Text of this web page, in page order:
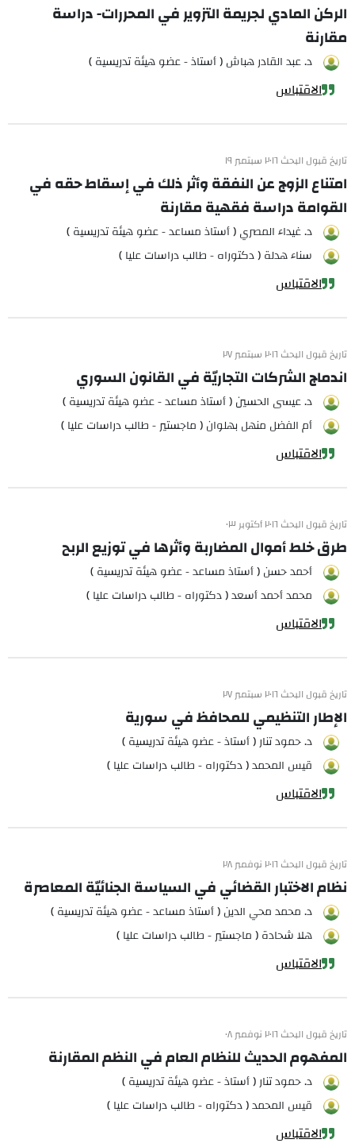
الركن المادي لجريمة التزوير في المحررات- دراسة
مقارنة
د. عبد القادر هباش ( أستاذ - عضو هيئة تدريسية )
الاقتباس
تاريخ قبول البحث ٢٠١٦ سبتمبر ١٩
امتناع الزوج عن النفقة وأثر ذلك في إسقاط حقه في
القوامة دراسة فقهية مقارنة
د. غيداء المصري ( أستاذ مساعد - عضو هيئة تدريسية )
سناء هدلة ( دكتوراه - طالب دراسات عليا )
الاقتباس
تاريخ قبول البحث ٢٠١٦ سبتمبر ٢٧
اندماج الشركات التجاريّة في القانون السوري
د. عيسى الحسين ( أستاذ مساعد - عضو هيئة تدريسية )
أم الفضل منهل بهلوان ( ماجستير - طالب دراسات عليا )
الاقتباس
تاريخ قبول البحث ٢٠١٦ أكتوبر ٠٣
طرق خلط أموال المضاربة وأثرها في توزيع الربح
أحمد حسن ( أستاذ مساعد - عضو هيئة تدريسية )
محمد أحمد أسعد ( دكتوراه - طالب دراسات عليا )
الاقتباس
تاريخ قبول البحث ٢٠١٦ سبتمبر ٢٧
الإطار التنظيمي للمحافظ في سورية
د. حمود تنار ( أستاذ - عضو هيئة تدريسية )
قيس المحمد ( دكتوراه - طالب دراسات عليا )
الاقتباس
تاريخ قبول البحث ٢٠١٦ نوفمبر ٢٨
نظام الاختبار القضائي في السياسة الجنائيّة المعاصرة
د. محمد محي الدين ( أستاذ مساعد - عضو هيئة تدريسية )
هلا شحادة ( ماجستير - طالب دراسات عليا )
الاقتباس
تاريخ قبول البحث ٢٠١٦ نوفمبر ٠٨
المفهوم الحديث للنظام العام في النظم المقارنة
د. حمود تنار ( أستاذ - عضو هيئة تدريسية )
قيس المحمد ( دكتوراه - طالب دراسات عليا )
الاقتباس